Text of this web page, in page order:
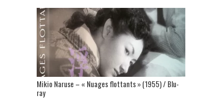
Mikio Naruse – « Nuages flottants » (1955) / Blu-
ray